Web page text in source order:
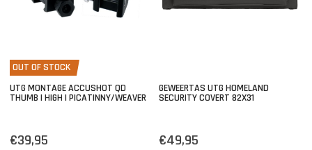
OUT OF STOCK
UTG MONTAGE ACCUSHOT QD
THUMB | HIGH | PICATINNY/WEAVER
€39,95
GEWEERTAS UTG HOMELAND
SECURITY COVERT 82X31
€49,95